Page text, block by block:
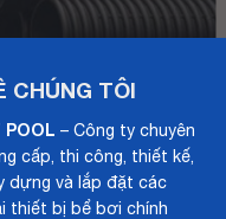
CHÚNG TÔI
POOL – Công ty chuyên
cấp, thi công, thiết kế,
dựng và lắp đặt các
thiết bị bể bơi chính